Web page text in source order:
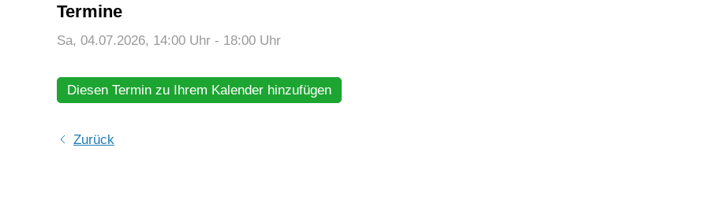
Termine
Sa, 04.07.2026, 14:00 Uhr - 18:00 Uhr
Diesen Termin zu Ihrem Kalender hinzufügen
Zurück